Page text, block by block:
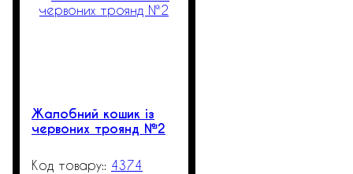
Жалобний кошик із
червоних троянд №2
4374